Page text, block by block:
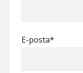
E-posta*